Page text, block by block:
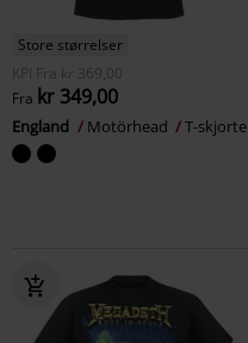
Store størrelser
KPI
Fra kr 369,00
Fra kr 349,00
England Motörhead T-skjorte